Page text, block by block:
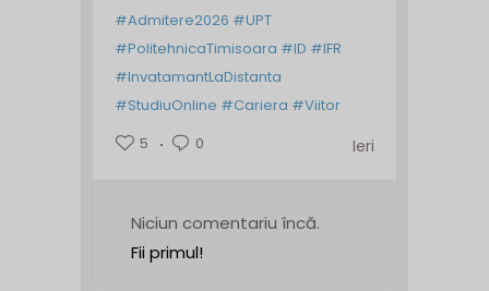
#Admitere2026 #UPT
#PolitehnicaTimisoara #ID #IFR
#InvatamantLaDistanta
#StudiuOnline #Cariera #Viitor
5
0 Ieri
Niciun comentariu încă.
Fii primul!